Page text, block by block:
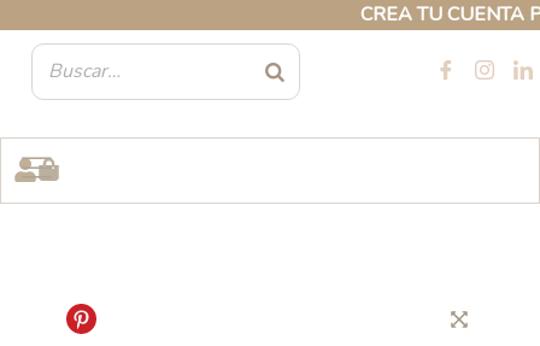
CREA TU CUENTA
contenido